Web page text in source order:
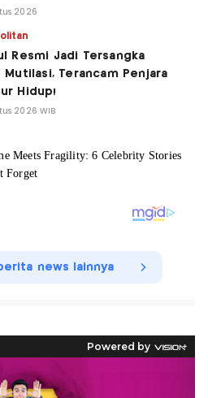
2026
Resmi Jadi Tersangka
Mutilasi, Terancam Penjara
Hidup!
2026 WIB
news lainnya